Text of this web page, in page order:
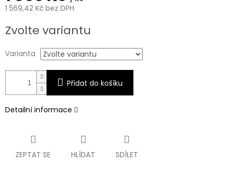
1 569,42 Kč bez DPH
cena:
Zvolte variantu
Varianta
Přidat do košíku
Detailní informace
ZEPTAT SE HLÍDAT SDÍLET